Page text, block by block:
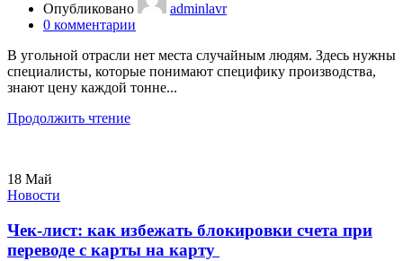
Опубликовано
adminlavr
0 комментарии
В угольной отрасли нет места случайным людям. Здесь нужны
специалисты, которые понимают специфику производства,
знают цену каждой тонне...
Продолжить чтение
18 Май
Новости
Чек-лист: как избежать блокировки счета при
переводе с карты на карту